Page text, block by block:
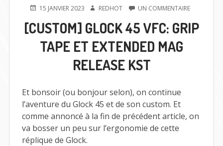
PUBLIÉ15 JANVIER 2023 AUTEUR
REDHOT UN COMMENTAIRESUR
GLOCK
45
[CUSTOM] GLOCK 45 VFC: GRIP
TAPE ET EXTENDED MAG
RELEASE KST
Et bonsoir (ou bonjour selon), on continue
l’aventure du Glock 45 et de son custom. Et
comme annoncé à la fin de précédent article, on
va bosser un peu sur l’ergonomie de cette
réplique de Glock.